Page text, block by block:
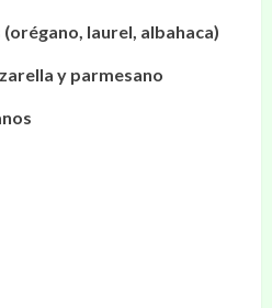
laurel, albahaca)
y parmesano